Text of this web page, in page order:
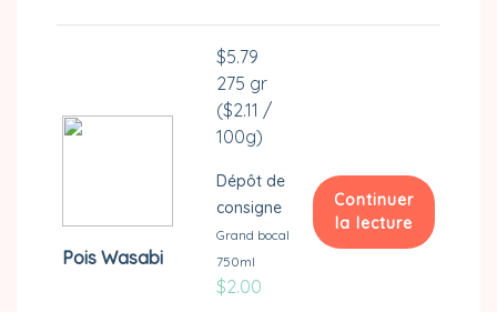
sur
être
choisies
sur
Pois Wasabi
$5.79
275 gr
($2.11 /
100g)
Dépôt de
consigne
Grand bocal
750ml
$2.00
Continuer
la lecture